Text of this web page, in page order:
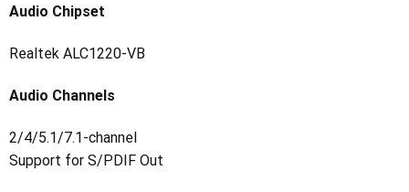
Audio Chipset
Realtek ALC1220-VB
Audio Channels
2/4/5.1/7.1-channel
Support for S/PDIF Out